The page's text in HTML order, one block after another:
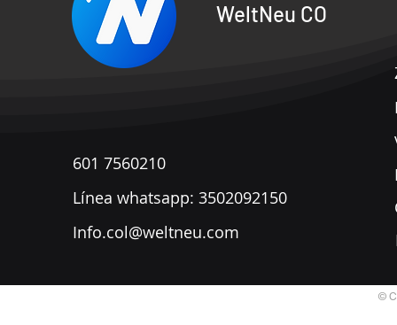
WeltNeu CO
601 7560210
​Línea whatsapp: 3502092150
Info.col@weltneu.com
©